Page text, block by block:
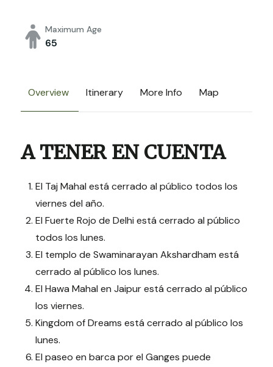
Maximum Age
65
Overview Itinerary More Info Map
A TENER EN CUENTA
El Taj Mahal está cerrado al público todos los
viernes del año.
El Fuerte Rojo de Delhi está cerrado al público
todos los lunes.
El templo de Swaminarayan Akshardham está
cerrado al público los lunes.
El Hawa Mahal en Jaipur está cerrado al público
los viernes.
Kingdom of Dreams está cerrado al público los
lunes.
El paseo en barca por el Ganges puede